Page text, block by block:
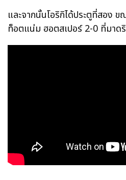
และจากนั้นโอริกิได้ประตูที่สอง
ท็อตแน่ม ฮอตสเปอร์ 2-0 ที่มาด